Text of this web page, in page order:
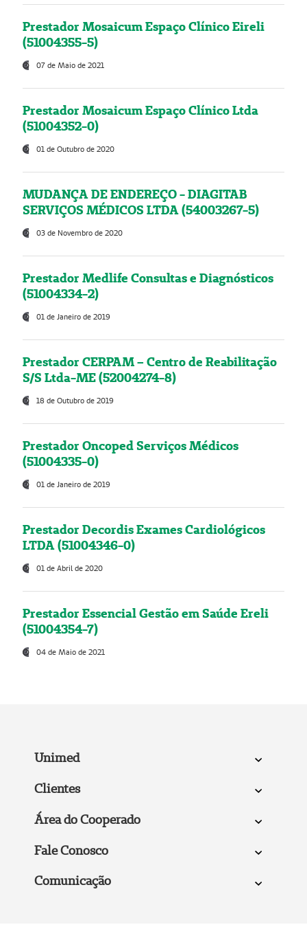
Prestador Mosaicum Espaço Clínico Eireli
(51004355-5)
07 de Maio de 2021
Prestador Mosaicum Espaço Clínico Ltda
(51004352-0)
01 de Outubro de 2020
MUDANÇA DE ENDEREÇO - DIAGITAB
SERVIÇOS MÉDICOS LTDA (54003267-5)
03 de Novembro de 2020
Prestador Medlife Consultas e Diagnósticos
(51004334-2)
01 de Janeiro de 2019
Prestador CERPAM – Centro de Reabilitação
S/S Ltda-ME (52004274-8)
18 de Outubro de 2019
Prestador Oncoped Serviços Médicos
(51004335-0)
01 de Janeiro de 2019
Prestador Decordis Exames Cardiológicos
LTDA (51004346-0)
01 de Abril de 2020
Prestador Essencial Gestão em Saúde Ereli
(51004354-7)
04 de Maio de 2021
Unimed
Clientes
Área do Cooperado
Fale Conosco
Comunicação